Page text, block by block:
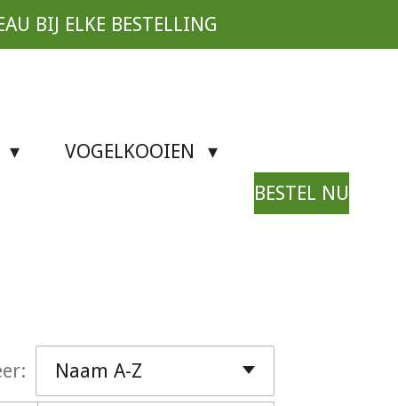
BIJ ELKE BESTELLING
VOGELKOOIEN
BESTEL NU